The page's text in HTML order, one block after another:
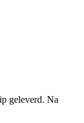
geleverd. Na